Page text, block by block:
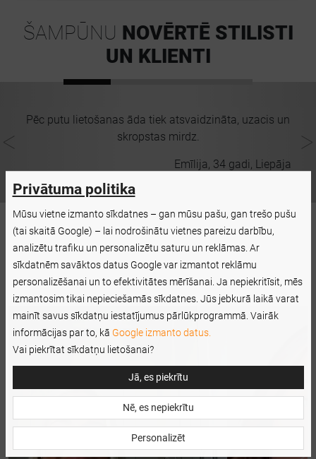
ŠAMPŪNU NOVĒRTĒ STILISTI
UN KLIENTI
Pēc putu lietošanas āda tiek atsvaidzināta, uzacis un
skropstas mirdz.
Emīlija, 34 gadi, Liepāja
Privātuma politika
Mūsu vietne izmanto sīkdatnes – gan mūsu pašu, gan trešo pušu
(tai skaitā Google) – lai nodrošinātu vietnes pareizu darbību,
analizētu trafiku un personalizētu saturu un reklāmas. Ar
sīkdatnēm savāktos datus Google var izmantot reklāmu
personalizēšanai un to efektivitātes mērīšanai. Ja nepiekritīsit, mēs
izmantosim tikai nepieciešamās sīkdatnes. Jūs jebkurā laikā varat
mainīt savus sīkdatņu iestatījumus pārlūkprogrammā. Vairāk
informācijas par to, kā Google izmanto datus.
Vai piekrītat sīkdatņu lietošanai?
Jā, es piekrītu
Nē, es nepiekrītu
Personalizēt